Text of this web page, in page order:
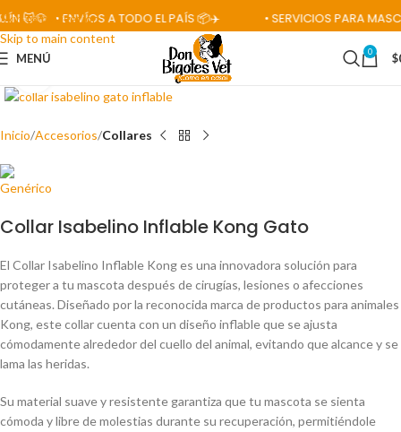
Skip to navigation
Skip to main content
• ENVÍOS A TODO EL PAÍS 📦✈️ • SERVICIOS PARA
MENÚ 0 $
Inicio Accesorios Collares
Collar Isabelino Inflable Kong Gato
El Collar Isabelino Inflable Kong es una innovadora solución para
proteger a tu mascota después de cirugías, lesiones o afecciones
cutáneas. Diseñado por la reconocida marca de productos para animales
Kong, este collar cuenta con un diseño inflable que se ajusta
cómodamente alrededor del cuello del animal, evitando que alcance y se
lama las heridas.
Su material suave y resistente garantiza que tu mascota se sienta
cómoda y libre de molestias durante su recuperación, permitiéndole